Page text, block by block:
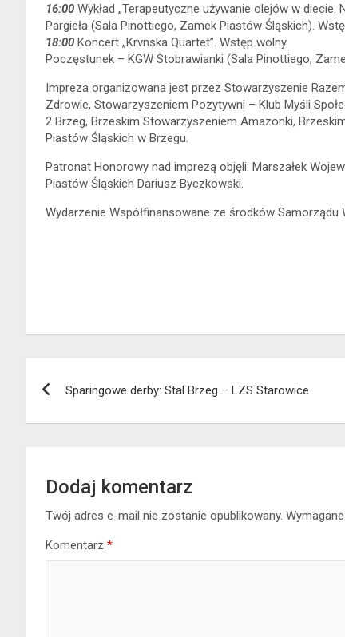
16:00 Wykład „Terapeutyczne używanie olejów w
Pargieła (Sala Pinottiego, Zamek Piastów Śląskich).
18:00 Koncert „Krvnska Quartet”. Wstęp wolny.
Poczęstunek – KGW Stobrawianki (Sala Pinottiego,
Impreza organizowana jest przez Stowarzyszenie
Zdrowie, Stowarzyszeniem Pozytywni – Klub Myśli
2 Brzeg, Brzeskim Stowarzyszeniem Amazonki,
Piastów Śląskich w Brzegu.
Patronat Honorowy nad imprezą objęli: Marszałek
Piastów Śląskich Dariusz Byczkowski.
Wydarzenie Współfinansowane ze środków Samorządu
wpisu
Sparingowe derby: Stal Brzeg – LZS Starowice
Dodaj komentarz
Twój adres e-mail nie zostanie opublikowany.
Komentarz *